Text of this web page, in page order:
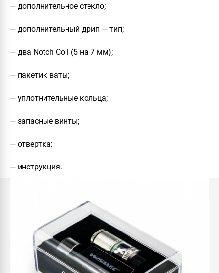
— дополнительное стекло;
— дополнительный дрип — тип;
— два Notch Coil (5 на 7 мм);
— пакетик ваты;
— уплотнительные кольца;
— запасные винты;
— отвертка;
— инструкция.